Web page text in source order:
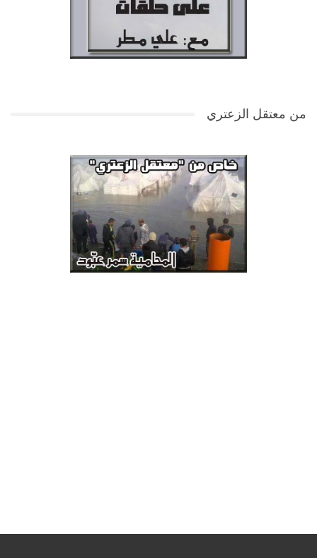
من معتقل الزعتري